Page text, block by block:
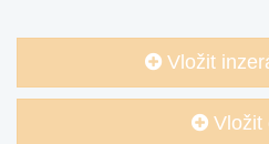
Vložit
Vložit